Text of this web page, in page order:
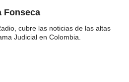
Fonseca
cubre las noticias de las altas
Judicial en Colombia.